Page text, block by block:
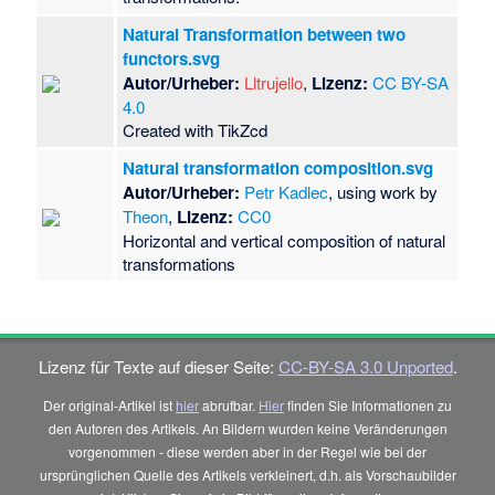
Natural Transformation between two
functors.svg
Autor/Urheber: Lltrujello, Lizenz: CC BY-SA
4.0
Created with TikZcd
Natural transformation composition.svg
Autor/Urheber: Petr Kadlec, using work by
Theon, Lizenz: CC0
Horizontal and vertical composition of natural
transformations
Lizenz für Texte auf dieser Seite: CC-BY-SA 3.0 Unported.
Der original-Artikel ist hierabrufbar. Hierfinden Sie Informationen zu
den Autoren des Artikels. An Bildern wurden keine Veränderungen
vorgenommen - diese werden aber in der Regel wie bei der
ursprünglichen Quelle des Artikels verkleinert, d.h. als Vorschaubilder